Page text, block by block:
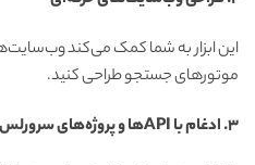
این ابزار به شما کمک می‌کند
موتورهای جستجو طراحی کنید.
3. ادغام با APIها و پروژه‌های سرورلس